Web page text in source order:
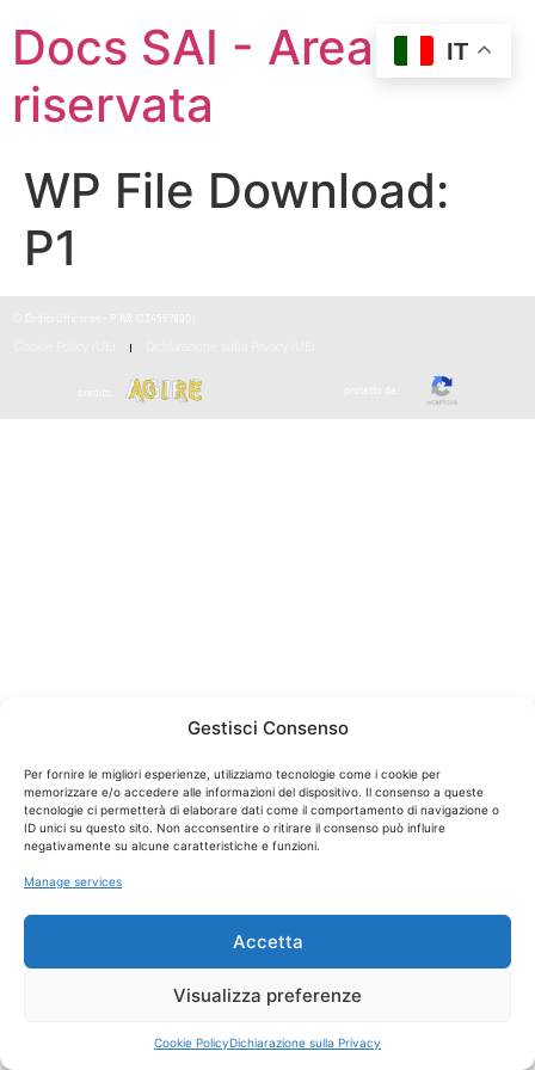
Gestisci Consenso
Per fornire le migliori esperienze, utilizziamo tecnologie come i cookie per
memorizzare e/o accedere alle informazioni del dispositivo. Il consenso a queste
tecnologie ci permetterà di elaborare dati come il comportamento di navigazione o
ID unici su questo sito. Non acconsentire o ritirare il consenso può influire
negativamente su alcune caratteristiche e funzioni.
Manage services
Accetta
Visualizza preferenze
Cookie PolicyDichiarazione sulla Privacy
Docs SAI - Area
riservata
WP File Download:
P1
IT